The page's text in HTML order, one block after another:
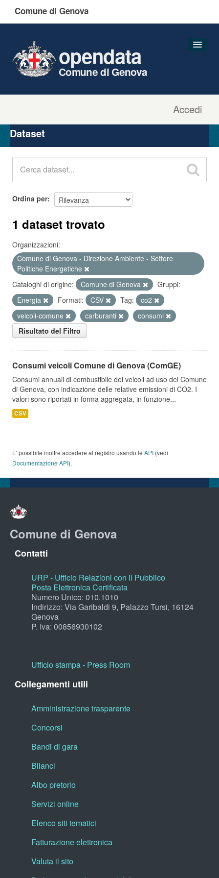
Comune di Genova
Accedi
opendata
Comune di Genova
Organizzazioni
Gruppi
Dataset
Ordina per
1 dataset trovato
Organizzazioni:
Comune di Genova - Direzione Ambiente - Settore
Politiche Energetiche
Cataloghi di origine:
Comune di Genova
Gruppi:
Energia
Formati: CSV Tag:
co2
veicoli-comune
carburanti
consumi
Risultato del Filtro
Consumi veicoli Comune di Genova (ComGE)
Consumi annuali di combustibile dei veicoli ad uso del Comune
di Genova, con indicazione delle relative emissioni di CO2. I
valori sono riportati in forma aggregata, in funzione...
CSV
E' possibile inoltre accedere al registro usando le API (vedi
Documentazione API).
Comune di Genova
Contatti
URP - Ufficio Relazioni con il Pubblico
Posta Elettronica Certificata
Numero Unico: 010.1010
Indirizzo: Via Garibaldi 9, Palazzo Tursi, 16124
Genova
P. Iva: 00856930102
Ufficio stampa - Press Room
Collegamenti utili
Amministrazione trasparente
Concorsi
Bandi di gara
Bilanci
Albo pretorio
Servizi online
Elenco siti tematici
Fatturazione elettronica
Valuta il sito